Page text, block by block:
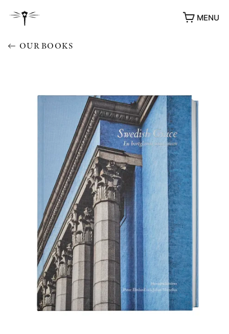
MENU
AWARDS
OTHER FORMATS
OUR BOOKS